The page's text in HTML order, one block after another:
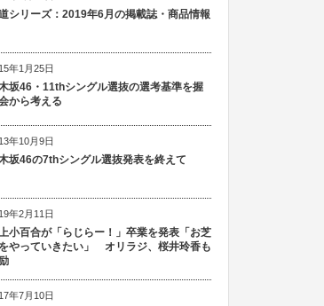
シリーズ：2019年6月の掲載誌・商品情報
年1月25日
坂46・11thシングル選抜の選考基準を握
から考える
年10月9日
坂46の7thシングル選抜発表を終えて
年2月11日
小百合が「らじらー！」卒業を発表「お芝
やっていきたい」 オリラジ、桜井玲香も
年7月10日